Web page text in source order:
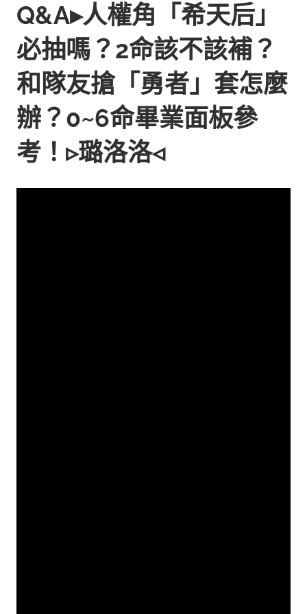
Q&A▸人權角「希天后」
必抽嗎？2命該不該補？
和隊友搶「勇者」套怎麼
辦？0~6命畢業面板參
考！▹璐洛洛◃